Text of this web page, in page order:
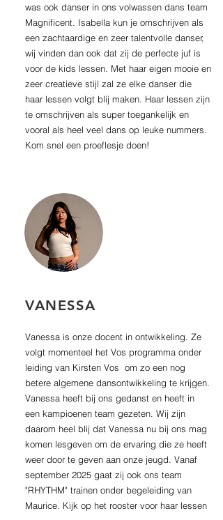
was ook danser in ons volwassen dans team
Magnificent. Isabella kun je omschrijven als
een zachtaardige en zeer talentvolle danser,
wij vinden dan ook dat zij de perfecte juf is
voor de kids lessen. Met haar eigen mooie en
zeer creatieve stijl zal ze elke danser die
haar lessen volgt blij maken. Haar lessen zijn
te omschrijven als super toegankelijk en
vooral als heel veel dans op leuke nummers.
Kom snel een proeflesje doen!
VANESSA
Vanessa is onze docent in ontwikkeling. Ze
volgt momenteel het Vos programma onder
leiding van Kirsten Vos om zo een nog
betere algemene dansontwikkeling te krijgen.
Vanessa heeft bij ons gedanst en heeft in
een kampioenen team gezeten. Wij zijn
daarom heel blij dat Vanessa nu bij ons mag
komen lesgeven om de ervaring die ze heeft
weer door te geven aan onze jeugd. Vanaf
september 2025 gaat zij ook ons team
"RHYTHM" trainen onder begeleiding van
Maurice. Kijk op het rooster voor haar lessen